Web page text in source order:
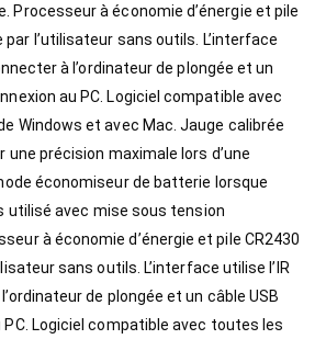
Processeur à économie d’énergie et pile
par l’utilisateur sans outils. L’interface
à l’ordinateur de plongée et un
au PC. Logiciel compatible avec
Windows et avec Mac. Jauge calibrée
une précision maximale lors d’une
économiseur de batterie lorsque
utilisé avec mise sous tension
à économie d’énergie et pile CR2430
sans outils. L’interface utilise l’IR
de plongée et un câble USB
PC. Logiciel compatible avec toutes les